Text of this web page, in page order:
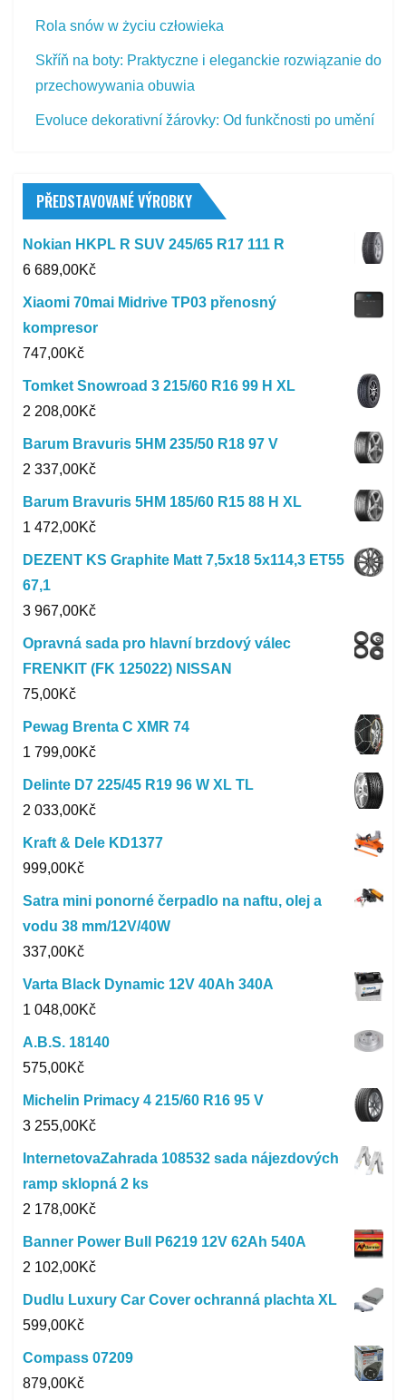
Rola snów w życiu człowieka
Skříň na boty: Praktyczne i eleganckie rozwiązanie do
przechowywania obuwia
Evoluce dekorativní žárovky: Od funkčnosti po umění
PŘEDSTAVOVANÉ VÝROBKY
Nokian HKPL R SUV 245/65 R17 111 R
6 689,00Kč
Xiaomi 70mai Midrive TP03 přenosný
kompresor
747,00Kč
Tomket Snowroad 3 215/60 R16 99 H XL
2 208,00Kč
Barum Bravuris 5HM 235/50 R18 97 V
2 337,00Kč
Barum Bravuris 5HM 185/60 R15 88 H XL
1 472,00Kč
DEZENT KS Graphite Matt 7,5x18 5x114,3 ET55
67,1
3 967,00Kč
Opravná sada pro hlavní brzdový válec
FRENKIT (FK 125022) NISSAN
75,00Kč
Pewag Brenta C XMR 74
1 799,00Kč
Delinte D7 225/45 R19 96 W XL TL
2 033,00Kč
Kraft & Dele KD1377
999,00Kč
Satra mini ponorné čerpadlo na naftu, olej a
vodu 38 mm/12V/40W
337,00Kč
Varta Black Dynamic 12V 40Ah 340A
1 048,00Kč
A.B.S. 18140
575,00Kč
Michelin Primacy 4 215/60 R16 95 V
3 255,00Kč
InternetovaZahrada 108532 sada nájezdových
ramp sklopná 2 ks
2 178,00Kč
Banner Power Bull P6219 12V 62Ah 540A
2 102,00Kč
Dudlu Luxury Car Cover ochranná plachta XL
599,00Kč
Compass 07209
879,00Kč